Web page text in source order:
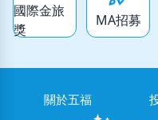
國際金旅
獎
MA招募
關於五福